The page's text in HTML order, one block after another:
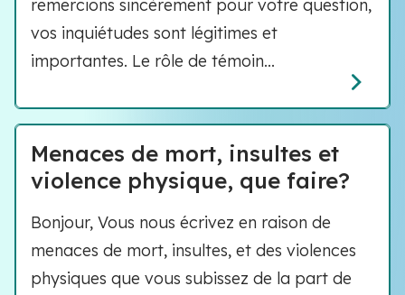
remercions sincèrement pour votre question,
vos inquiétudes sont légitimes et
importantes. Le rôle de témoin...
Menaces de mort, insultes et
violence physique, que faire?
Bonjour, Vous nous écrivez en raison de
menaces de mort, insultes, et des violences
physiques que vous subissez de la part de